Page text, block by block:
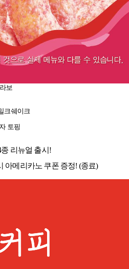
보​
크쉐이크​
토핑​
리뉴얼 출시!
아메리카노 쿠폰 증정! (종료)